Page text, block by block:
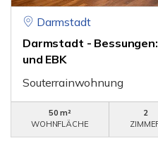
Darmstadt
Darmstadt -
und EBK
Souterrainwohnung
50 m²
WOHNFLÄCHE
2